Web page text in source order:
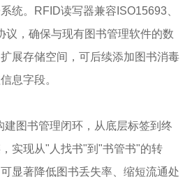
统。RFID读写器兼容ISO15693、
议，确保与现有图书管理软件的数
展存储空间，可后续添加图书消毒
息字段。
图书管理闭环，从底层标签到终
实现从"人找书"到"书管书"的转
显著降低图书丢失率、缩短流通处